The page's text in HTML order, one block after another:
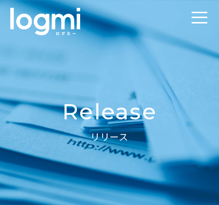
Release
リリース